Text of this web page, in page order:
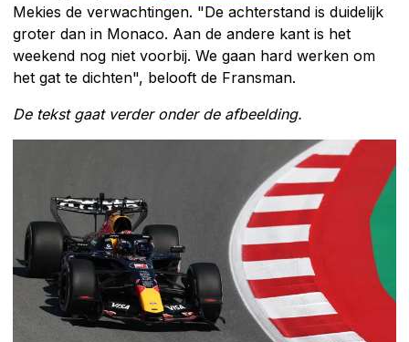
Mekies de verwachtingen. "De achterstand is duidelijk
groter dan in Monaco. Aan de andere kant is het
weekend nog niet voorbij. We gaan hard werken om
het gat te dichten", belooft de Fransman.
De tekst gaat verder onder de afbeelding.